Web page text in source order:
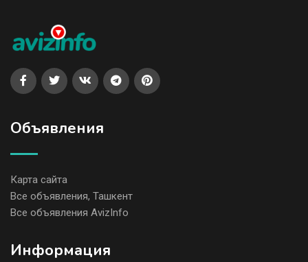
Объявления
Карта сайта
Все объявления, Ташкент
Все объявления AvizInfo
Информация